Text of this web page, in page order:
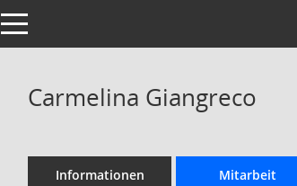
Toggle navigation
Carmelina Giangreco
Informationen Mitarbeit